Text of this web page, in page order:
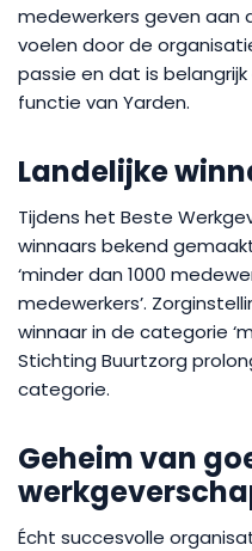
medewerkers geven aan
voelen door de
passie en dat is
functie van Yarden.
Landelijke
Tijdens het Beste
winnaars bekend
‘minder dan 1000
medewerkers’.
winnaar in de categorie
Stichting Buurtzorg
categorie.
Geheim van
Écht succesvolle